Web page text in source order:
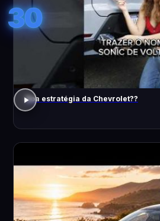
30
Boa estratégia da Chevrolet??